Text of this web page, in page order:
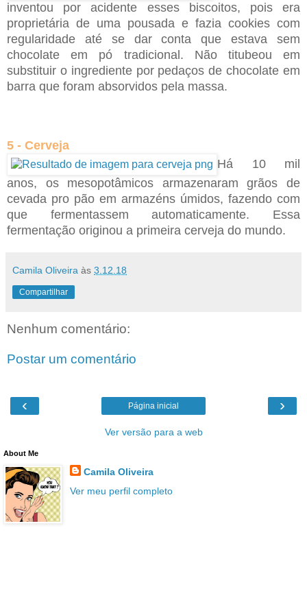
inventou por acidente esses biscoitos, pois era
proprietária de uma pousada e fazia cookies com
regularidade até se dar conta que estava sem
chocolate em pó tradicional. Não titubeou em
substituir o ingrediente por pedaços de chocolate em
barra que foram absorvidos pela massa.
5 - Cerveja
Há 10 mil
anos, os mesopotâmicos armazenaram grãos de
cevada pro pão em armazéns úmidos, fazendo com
que fermentassem automaticamente. Essa
fermentação originou a primeira cerveja do mundo.
Camila Oliveira às 3.12.18
Compartilhar
Nenhum comentário:
Postar um comentário
‹ ›
Página inicial
Ver versão para a web
About Me
Camila Oliveira
Ver meu perfil completo